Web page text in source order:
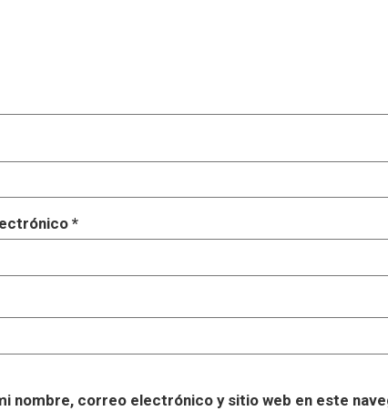
*
nombre, correo electrónico y sitio web en este